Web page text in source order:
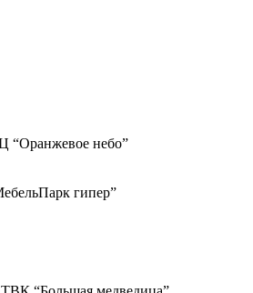
“Оранжевое небо​”
гипер”